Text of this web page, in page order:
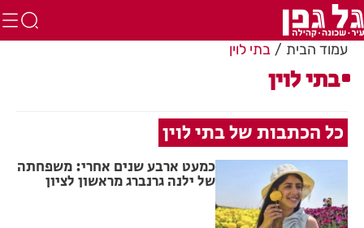
עמוד הבית בתי לוין
בתי לוין
כל הכתבות של בתי לוין
כמעט ארבע שנים אחרי: משפחתה
של ילנה גרנברג מראשון לציון